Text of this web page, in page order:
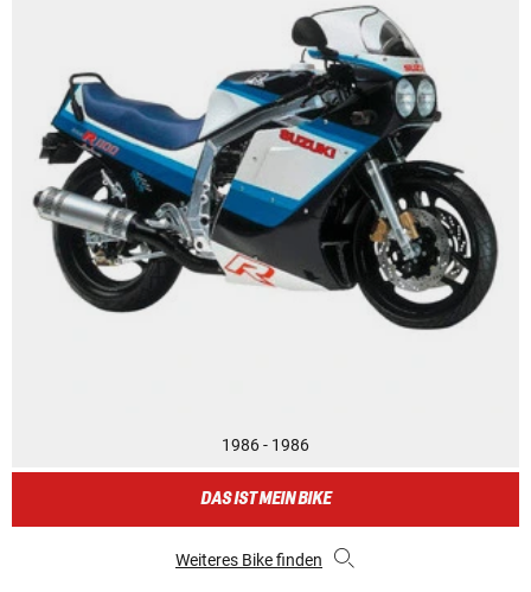
1986 - 1986
DAS IST MEIN BIKE
Weiteres Bike finden